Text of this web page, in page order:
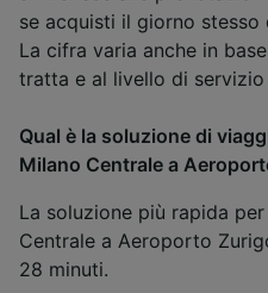
se acquisti il giorno
La cifra varia anche in
tratta e al livello di servizio
Qual è la soluzione di
Milano Centrale a
La soluzione più rapida
Centrale a Aeroporto
28 minuti.